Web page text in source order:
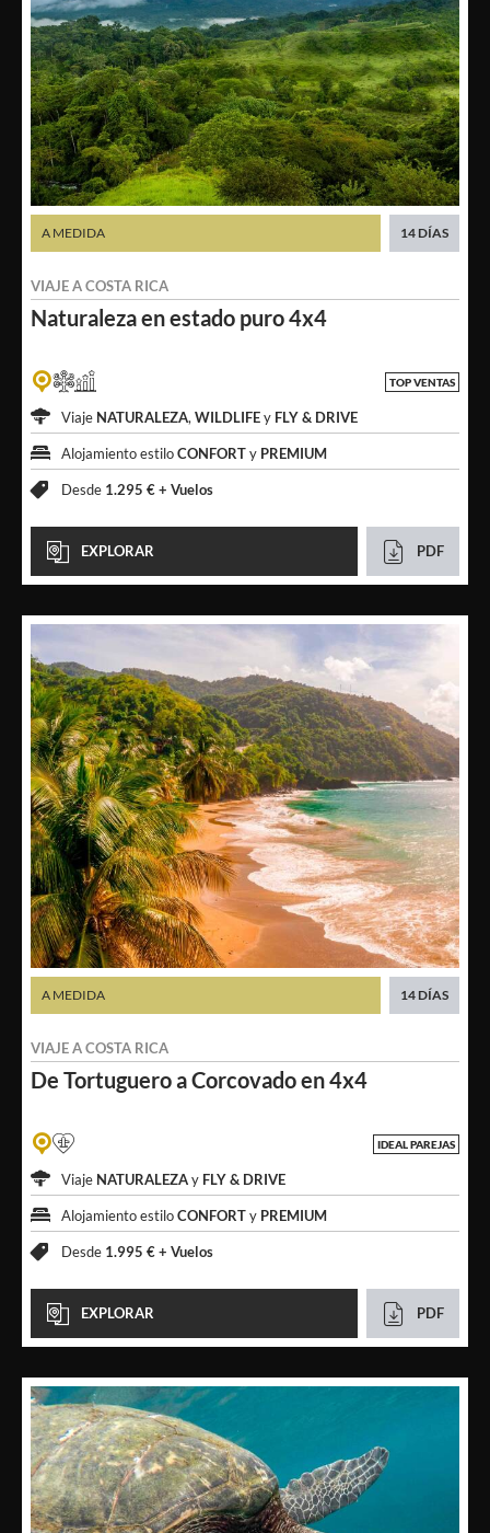
Naturaleza enestado puro 4x4
VIAJE ACOSTA RICA
A MEDIDA 14 DÍAS
TOP VENTAS
Viaje NATURALEZA,WILDLIFEy FLY & DRIVE
Alojamiento estiloCONFORTy PREMIUM
Desde 1.295 € + Vuelos
EXPLORAR PDF
De Tortuguero aCorcovado en 4x4
VIAJE ACOSTA RICA
A MEDIDA 14 DÍAS
IDEAL PAREJAS
Viaje NATURALEZAy FLY & DRIVE
Alojamiento estiloCONFORTy PREMIUM
Desde 1.995 € + Vuelos
EXPLORAR PDF